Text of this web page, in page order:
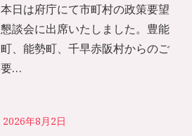
本日は府庁にて市町村の政策要望
懇談会に出席いたしました。豊能
町、能勢町、千早赤阪村からのご
要…
2026年8月2日